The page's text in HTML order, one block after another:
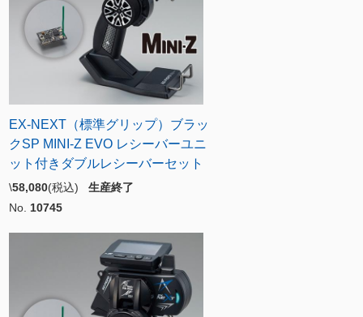
EX-NEXT（標準グリップ）ブラッ
クSP MINI-Z EVO レシーバーユニ
ット付きダブルレシーバーセット
\58,080(税込) 生産終了
No. 10745